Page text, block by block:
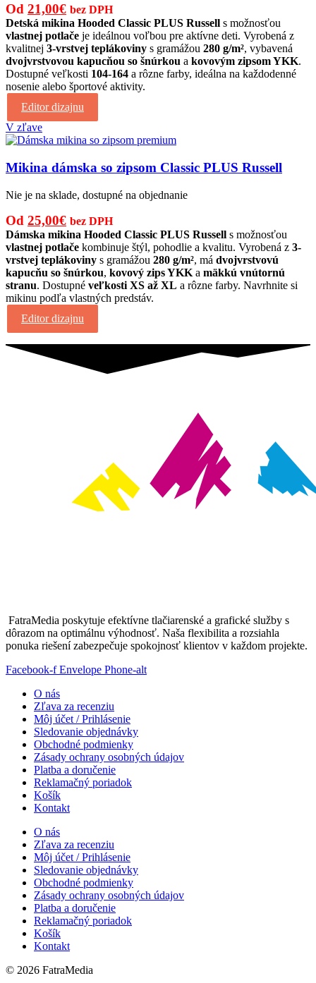
Od Pôvodná
cena
bola:
25,00€.
21,00€Aktuálna
cena
je:
21,00€.
bez DPH
Detská mikina Hooded Classic PLUS Russell s možnosťou
vlastnej potlače je ideálnou voľbou pre aktívne deti. Vyrobená z
kvalitnej 3-vrstvej teplákoviny s gramážou 280 g/m², vybavená
dvojvrstvovou kapucňou so šnúrkou a kovovým zipsom YKK.
Dostupné veľkosti 104-164 a rôzne farby, ideálna na každodenné
nosenie alebo športové aktivity.
Editor dizajnu
V zľave
Mikina dámska so zipsom Classic PLUS Russell
Nie je na sklade, dostupné na objednanie
Od Pôvodná
cena
bola:
32,00€.
25,00€Aktuálna
cena
je:
25,00€.
bez DPH
Dámska mikina Hooded Classic PLUS Russell s možnosťou
vlastnej potlače kombinuje štýl, pohodlie a kvalitu. Vyrobená z 3-
vrstvej teplákoviny s gramážou 280 g/m², má dvojvrstvovú
kapucňu so šnúrkou, kovový zips YKK a mäkkú vnútornú
stranu. Dostupné veľkosti XS až XL a rôzne farby. Navrhnite si
mikinu podľa vlastných predstáv.
Editor dizajnu
FatraMedia poskytuje efektívne tlačiarenské a grafické služby s
dôrazom na optimálnu výhodnosť. Naša flexibilita a rozsiahla
ponuka riešení zabezpečuje spokojnosť klientov v každom projekte.
Facebook-f Envelope Phone-alt
O nás
Zľava za recenziu
Môj účet / Prihlásenie
Sledovanie objednávky
Obchodné podmienky
Zásady ochrany osobných údajov
Platba a doručenie
Reklamačný poriadok
Košík
Kontakt
O nás
Zľava za recenziu
Môj účet / Prihlásenie
Sledovanie objednávky
Obchodné podmienky
Zásady ochrany osobných údajov
Platba a doručenie
Reklamačný poriadok
Košík
Kontakt
© 2026 FatraMedia